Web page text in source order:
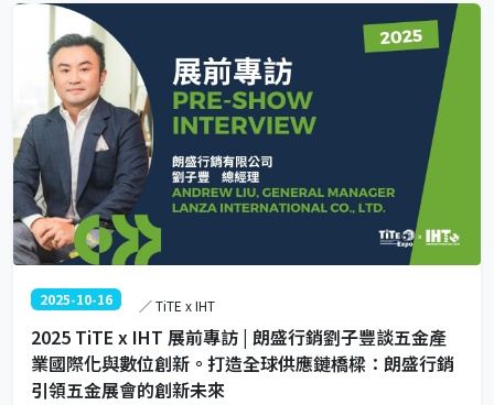
2025-10-16 ／ TiTE x IHT
2025 TiTE x IHT 展前專訪 | 朗盛行銷劉子豐談五金產
業國際化與數位創新。打造全球供應鏈橋樑：朗盛行銷
引領五金展會的創新未來